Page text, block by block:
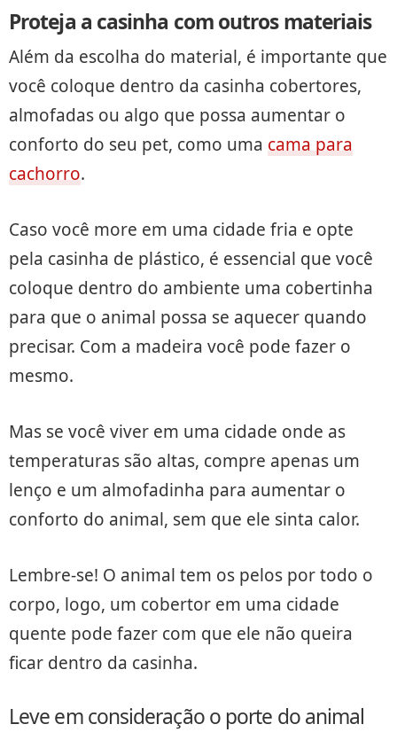
Proteja a casinha com outros materiais
Além da escolha do material, é importante que
você coloque dentro da casinha cobertores,
almofadas ou algo que possa aumentar o
conforto do seu pet, como uma cama para
cachorro.
Caso você more em uma cidade fria e opte
pela casinha de plástico, é essencial que você
coloque dentro do ambiente uma cobertinha
para que o animal possa se aquecer quando
precisar. Com a madeira você pode fazer o
mesmo.
Mas se você viver em uma cidade onde as
temperaturas são altas, compre apenas um
lenço e um almofadinha para aumentar o
conforto do animal, sem que ele sinta calor.
Lembre-se! O animal tem os pelos por todo o
corpo, logo, um cobertor em uma cidade
quente pode fazer com que ele não queira
ficar dentro da casinha.
Leve em consideração o porte do animal